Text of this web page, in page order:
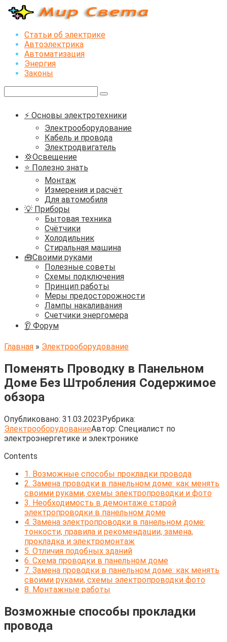
Перейти
Статьи об электрике
Автоэлектрика
Автоматизация
Энергия
Законы
⚡ Основы электротехники
Электрооборудование
Кабель и провода
Электродвигатель
💢Освещение
⭐ Полезно знать
Монтаж
Измерения и расчёт
Для автомобиля
💡 Приборы
Бытовая техника
Счётчики
Холодильник
Стиральная машина
🧰Своими руками
Полезные советы
Схемы подключения
Принцип работы
Меры предосторожности
Лампы накаливания
Счетчики энергомера
👂 Форум
Главная » Электрооборудование
Поменять Проводку в Панельном
Доме Без Штробления Содержимое
обзора
Опубликовано: 31.03.2023Рубрика:
ЭлектрооборудованиеАвтор: Cпециалист по
электроэнергетике и электронике
Contents
1. Возможные способы прокладки провода
2. Замена проводки в панельном доме: как менять
своими руками, схемы электропроводки и фото
3. Необходимость в демонтаже старой
электропроводки в панельном доме
4. Замена электропроводки в панельном доме:
тонкости, правила и рекомендации, замена,
прокладка и электромонтаж
5. Отличия подобных зданий
6. Схема проводки в панельном доме
7. Замена проводки в панельном доме: как менять
своими руками, схемы электропроводки фото
8. Монтажные работы
Возможные способы прокладки
провода